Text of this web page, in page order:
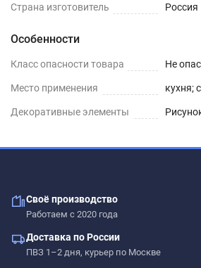
Страна изготовитель Россия
Особенности
Класс опасности товара Не
Место применения кухня;
Декоративные элементы
Своё производство
Работаем с 2020 года
Доставка по России
ПВЗ 1–2 дня, курьер по Москве